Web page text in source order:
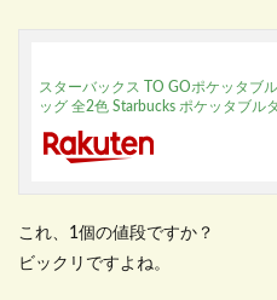
スターバックス TO GOポケッタブ
ッグ 全2色 Starbucks ポケッタブル
これ、1個の値段ですか？
ビックリですよね。